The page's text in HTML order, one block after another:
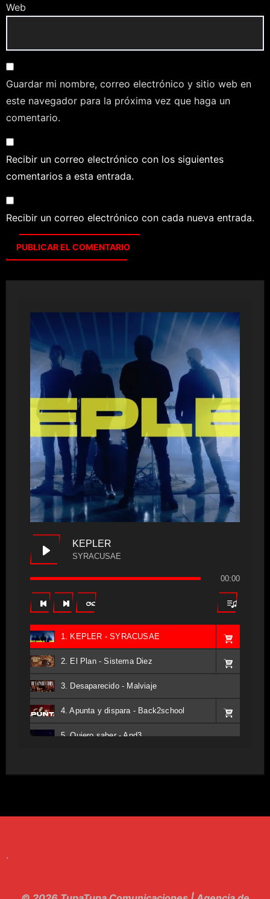
Web
Guardar mi nombre, correo electrónico y sitio web en
este navegador para la próxima vez que haga un
comentario.
Recibir un correo electrónico con los siguientes
comentarios a esta entrada.
Recibir un correo electrónico con cada nueva entrada.
KEPLER
SYRACUSAE
00:00
1. KEPLER - SYRACUSAE
2. El Plan - Sistema Diez
3. Desaparecido - Malviaje
4. Apunta y dispara - Back2school
5. Quiero saber - And3
.